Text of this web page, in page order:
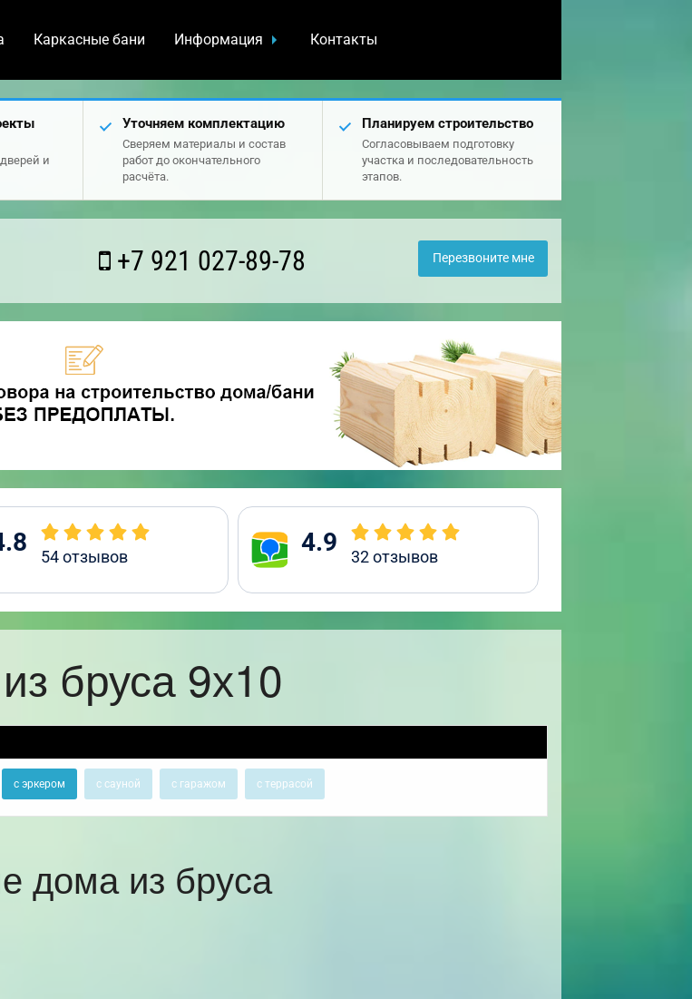
Каркасные бани Информация Контакты
и
Уточняем комплектацию
Сверяем материалы и состав
работ до окончательного
расчёта.
Планируем строительство
Согласовываем подготовку
участка и последовательность
этапов.
+7 921 027-89-78 Перезвоните мне
54отзывов 4.9 32отзывов
бруса 9х10
с эркером с сауной с гаражом с террасой
дома из бруса